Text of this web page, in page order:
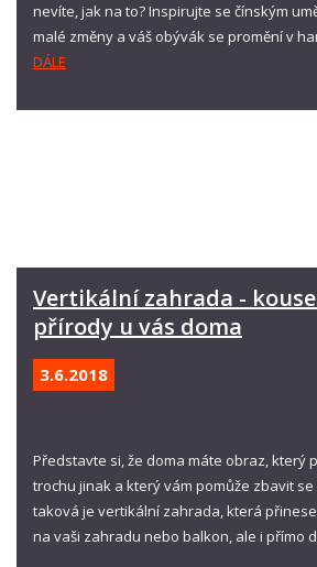
nevíte, jak na to? Inspirujte se čínským
malé změny a váš obývák se promění v
DÁLE
Vertikální zahrada -
přírody u vás doma
3.6.2018
Představte si, že doma máte obraz, který
trochu jinak a který vám pomůže zbavit
taková je vertikální zahrada, která
na vaši zahradu nebo balkon, ale i přímo